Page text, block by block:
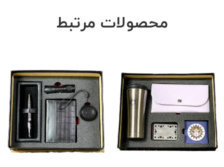
محصولات مرتبط